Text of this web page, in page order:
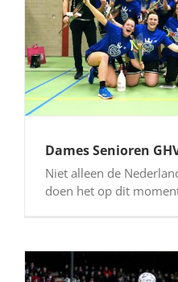
Dames Senioren
Niet alleen de
doen het op dit